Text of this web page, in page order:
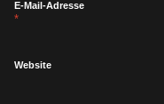
E-Mail-Adresse
*
Website